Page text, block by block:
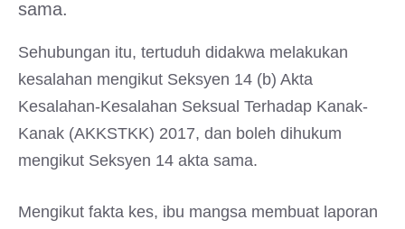
sama.
Sehubungan itu, tertuduh didakwa melakukan
kesalahan mengikut Seksyen 14 (b) Akta
Kesalahan-Kesalahan Seksual Terhadap Kanak-
Kanak (AKKSTKK) 2017, dan boleh dihukum
mengikut Seksyen 14 akta sama.
Mengikut fakta kes, ibu mangsa membuat laporan